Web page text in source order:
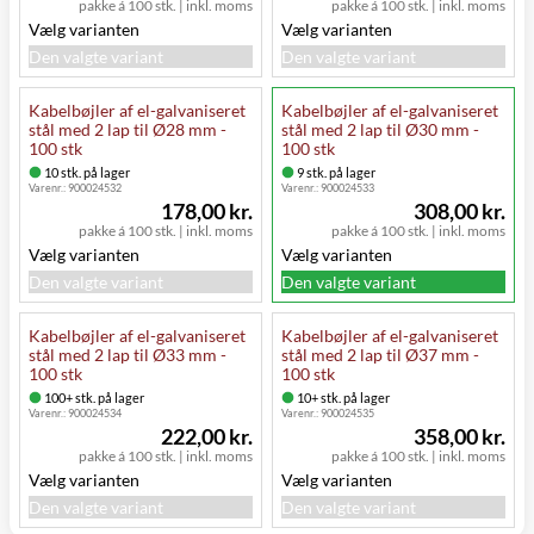
pakke á 100 stk. inkl. moms
Vælg varianten
Den valgte variant
pakke á 100 stk. inkl. moms
Vælg varianten
Den valgte variant
Kabelbøjler af el-galvaniseret
stål med 2 lap til Ø28 mm -
100 stk
10 stk. på lager
Varenr.:900024532
pakke á 100 stk. | inkl. moms
178,00 kr.
Vælg varianten
Den valgte variant
Kabelbøjler af el-galvaniseret
stål med 2 lap til Ø30 mm -
100 stk
9 stk. på lager
Varenr.:900024533
pakke á 100 stk. | inkl. moms
308,00 kr.
Vælg varianten
Den valgte variant
Kabelbøjler af el-galvaniseret
stål med 2 lap til Ø33 mm -
100 stk
100+ stk. på lager
Varenr.:900024534
pakke á 100 stk. | inkl. moms
222,00 kr.
Vælg varianten
Den valgte variant
Kabelbøjler af el-galvaniseret
stål med 2 lap til Ø37 mm -
100 stk
10+ stk. på lager
Varenr.:900024535
pakke á 100 stk. | inkl. moms
358,00 kr.
Vælg varianten
Den valgte variant